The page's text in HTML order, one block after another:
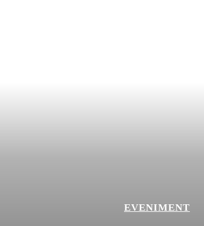
EVENIMENT